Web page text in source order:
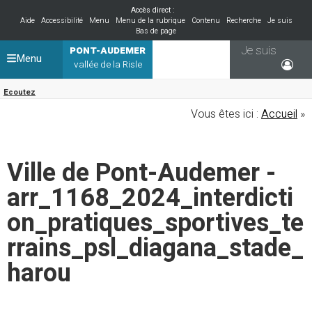
Accès direct :
Aide
Accessibilité Menu Menu de la rubrique Contenu Recherche
Je suis
Bas de page
PONT-AUDEMER
vallée de la Risle
Ecoutez
Je suis
Menu
Vous êtes ici : Accueil »
Ville de Pont-Audemer -
arr_1168_2024_interdicti
on_pratiques_sportives_te
rrains_psl_diagana_stade_
harou